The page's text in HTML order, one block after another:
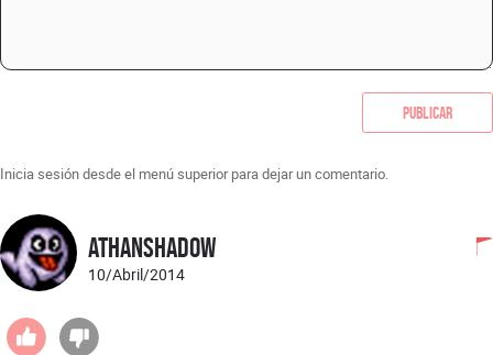
Publicar
Inicia sesión desde el menú superior para dejar un comentario.
AthanShadow
10/Abril/2014